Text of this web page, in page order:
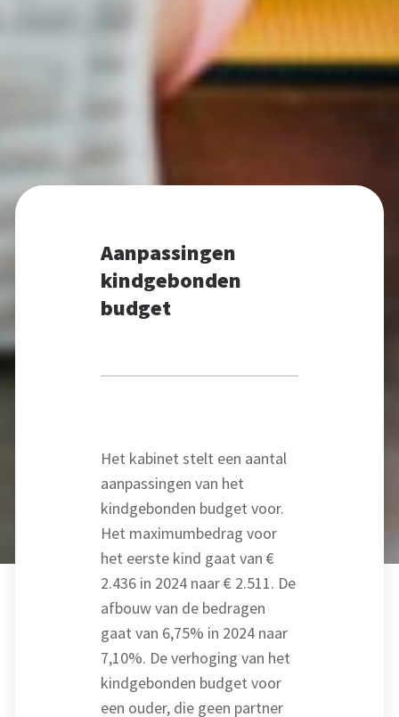
Aanpassingen
kindgebonden
budget
Het kabinet stelt een aantal
aanpassingen van het
kindgebonden budget voor.
Het maximumbedrag voor
het eerste kind gaat van €
2.436 in 2024 naar € 2.511. De
afbouw van de bedragen
gaat van 6,75% in 2024 naar
7,10%. De verhoging van het
kindgebonden budget voor
een ouder, die geen partner